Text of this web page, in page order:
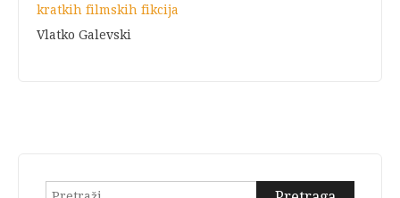
kratkih filmskih fikcija
Vlatko Galevski
Pretraga: